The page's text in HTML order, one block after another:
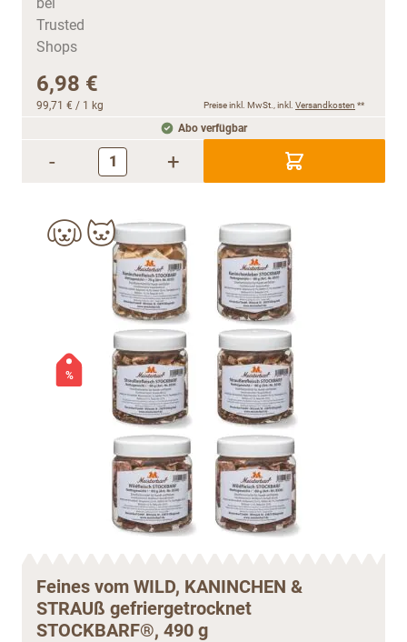
6,98 €
99,71 € / 1 kg Preise inkl. MwSt., inkl. Versandkosten **
Abo verfügbar
- +
%
Feines vom WILD, KANINCHEN &
STRAUß gefriergetrocknet
STOCKBARF®, 490 g